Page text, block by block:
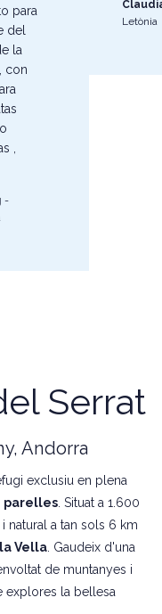
para
del
la
con
,
-
Letònia
Serrat
Andorra
exclusiu en plena
parelles . Situat a 1.600
natural a tan sols 6 km
Vella. Gaudeix d'una
de muntanyes i
explores la bellesa